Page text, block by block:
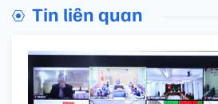
Tin liên quan